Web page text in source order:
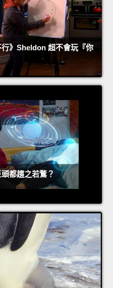
》Sheldon 超不會玩『你
都趨之若鶩？